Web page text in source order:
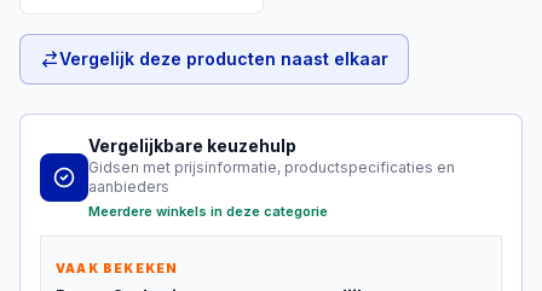
Vergelijk deze producten naast elkaar
Vergelijkbare keuzehulp
Gidsen met prijsinformatie, productspecificaties en
aanbieders
Meerdere winkels in deze categorie
VAAK BEKEKEN